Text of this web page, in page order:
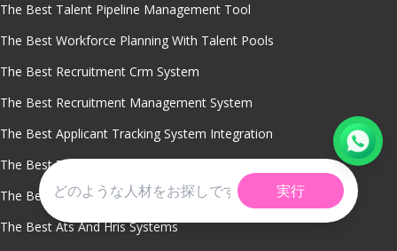
実行
The Best Talent Pipeline Management Tool
The Best Workforce Planning With Talent Pools
The Best Recruitment Crm System
The Best Recruitment Management System
The Best Applicant Tracking System Integration
The Best Talent Pooling Software
The Best Applicant Tracking System Reports
The Best Ats And Hris Systems